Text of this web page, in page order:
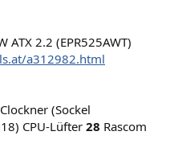
ATX 2.2 (EPR525AWT)
a312982.html
(Sockel
CPU-Lüfter 28 Rascom